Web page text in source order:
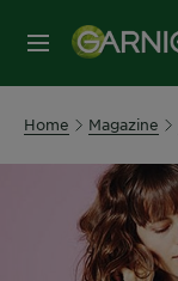
MENU
Home Magazine